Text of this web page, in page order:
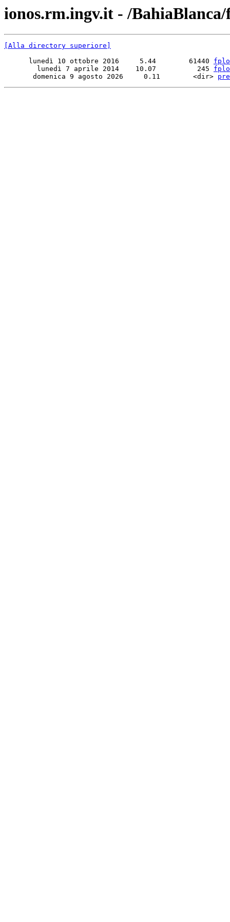
ionos.rm.ingv.it - /
[Alla directory superiore]
      lunedì 10 ottobre 2016     5.44        61440
        lunedì 7 aprile 2014    10.07          245
       domenica 9 agosto 2026     0.11        <dir>